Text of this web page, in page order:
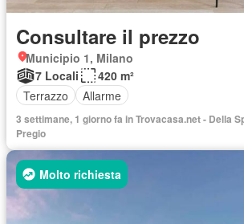
Consultare il prezzo
Municipio 1, Milano
7 Locali
420 m²
Terrazzo
Allarme
3 settimane, 1 giorno fa in Trovacasa.net - Della
Pregio
Molto richiesta